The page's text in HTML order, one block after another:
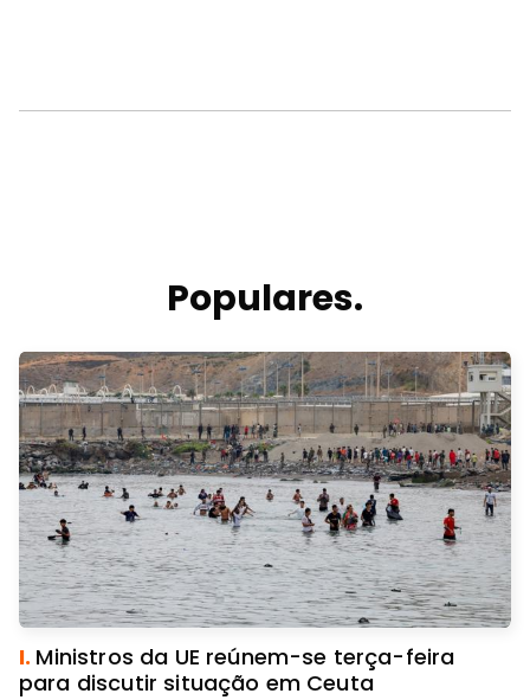
Populares.
I. Ministros da UE reúnem-se terça-feira
para discutir situação em Ceuta